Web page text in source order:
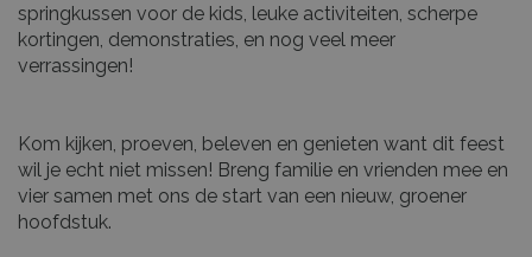
springkussen voor de kids, leuke activiteiten, scherpe
kortingen, demonstraties, en nog veel meer
verrassingen!
Kom kijken, proeven, beleven en genieten want dit feest
wil je echt niet missen! Breng familie en vrienden mee en
vier samen met ons de start van een nieuw, groener
hoofdstuk.